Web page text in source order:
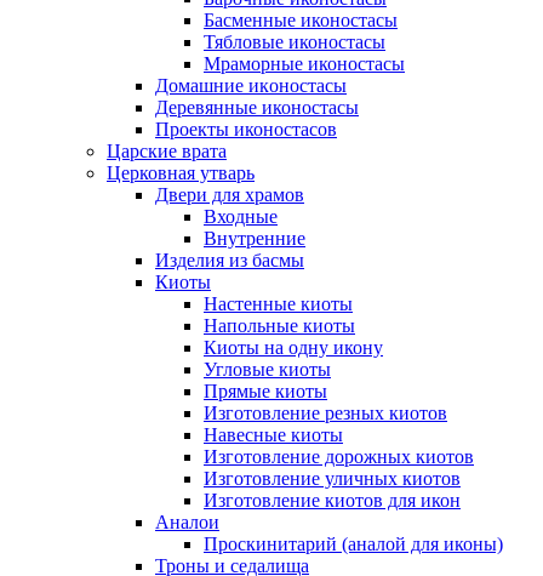
Басменные иконостасы
Тябловые иконостасы
Мраморные иконостасы
Дoмaшниe икoнoстaсы
Деревянные иконостасы
Проекты иконостасов
Царские врата
Церковная утварь
Двери для храмов
Входные
Внутренние
Изделия из басмы
Киоты
Настенные киоты
Напольные киоты
Киоты на одну икону
Угловые киоты
Прямые киоты
Изготовление резных киотов
Навесные киоты
Изготовление дорожных киотов
Изготовление уличных киотов
Изготовление киотов для икон
Аналои
Проскинитарий (аналой для иконы)
Троны и седалища